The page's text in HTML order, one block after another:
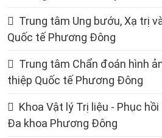
Trung tâm Ung bướu, Xạ trị
Quốc tế Phương Đông
Trung tâm Chẩn đoán hình
thiệp Quốc tế Phương Đông
Khoa Vật lý Trị liệu - Phục
Đa khoa Phương Đông